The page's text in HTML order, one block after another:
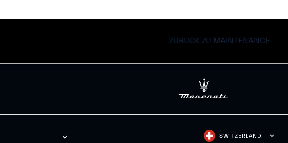
ZURÜCK ZU MAINTENANCE
SWITZERLAND